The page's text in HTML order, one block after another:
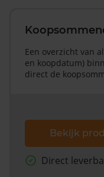
Een overzicht van
en koopdatum)
direct de
Bekijk
Direct